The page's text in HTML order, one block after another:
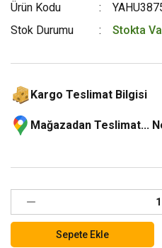
Ürün Kodu
Stok Durumu
Stokta
Kargo Teslimat Bilgisi
Mağazadan Teslimat...
Sepete Ekle